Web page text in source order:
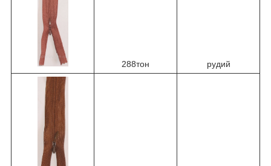
288тон рудий